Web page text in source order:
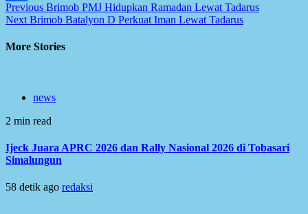
Share
Post
navigation
Previous Brimob PMJ Hidupkan Ramadan Lewat Tadarus
Next Brimob Batalyon D Perkuat Iman Lewat Tadarus
More Stories
news
2 min read
Ijeck Juara APRC 2026 dan Rally Nasional 2026 di Tobasari
Simalungun
58 detik ago redaksi